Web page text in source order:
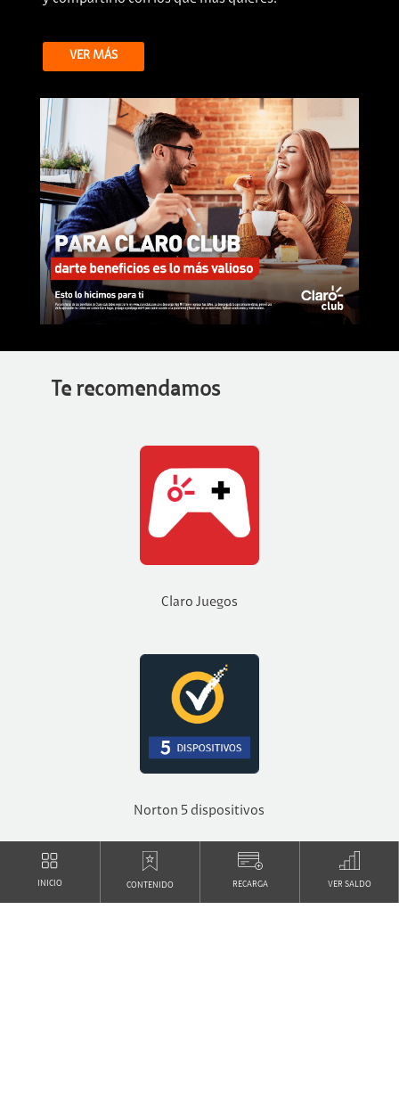
VER MÁS
Te recomendamos
Claro Juegos
Norton 5 dispositivos
INICIO CONTENIDO RECARGA VER SALDO